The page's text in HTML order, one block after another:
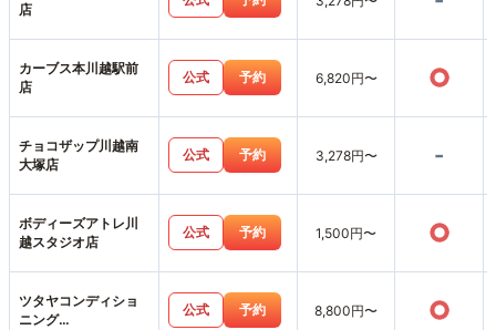
店
カーブス本川越駅前
店
公式 予約 6,820円〜 ○
チョコザップ川越南
大塚店
公式 予約 3,278円〜 -
ボディーズアトレ川
越スタジオ店
公式 予約 1,500円〜 ○
ツタヤコンディショ
ニング
公式 予約 8,800円〜 ○